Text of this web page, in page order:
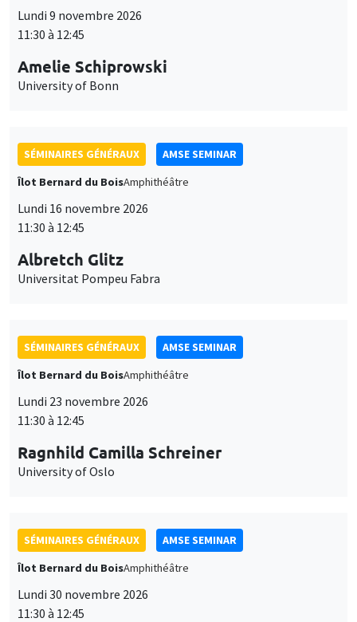
Lundi 9 novembre 2026
11:30 à 12:45
Amelie Schiprowski
University of Bonn
SÉMINAIRES GÉNÉRAUX
AMSE SEMINAR
Îlot Bernard du BoisAmphithéâtre
Lundi 16 novembre 2026
11:30 à 12:45
Albretch Glitz
Universitat Pompeu Fabra
SÉMINAIRES GÉNÉRAUX
AMSE SEMINAR
Îlot Bernard du BoisAmphithéâtre
Lundi 23 novembre 2026
11:30 à 12:45
Ragnhild Camilla Schreiner
University of Oslo
SÉMINAIRES GÉNÉRAUX
AMSE SEMINAR
Îlot Bernard du BoisAmphithéâtre
Lundi 30 novembre 2026
11:30 à 12:45